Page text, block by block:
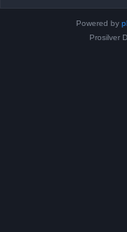
Powered by
Prosilver